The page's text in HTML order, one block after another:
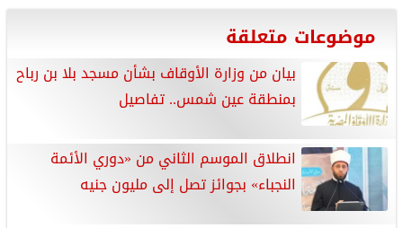
موضوعات متعلقة
بيان من وزارة الأوقاف بشأن مسجد بلا بن رباح
بمنطقة عين شمس.. تفاصيل
انطلاق الموسم الثاني من «دوري الأئمة
النجباء» بجوائز تصل إلى مليون جنيه